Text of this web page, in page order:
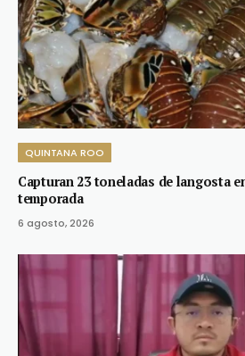
QUINTANA ROO
Capturan 23 toneladas de langosta
temporada
6 agosto, 2026